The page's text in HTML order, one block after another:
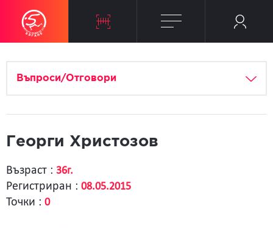
Въпроси/Отговори
Георги Христозов
Възраст : 36г.
Регистриран : 08.05.2015
Точки : 0